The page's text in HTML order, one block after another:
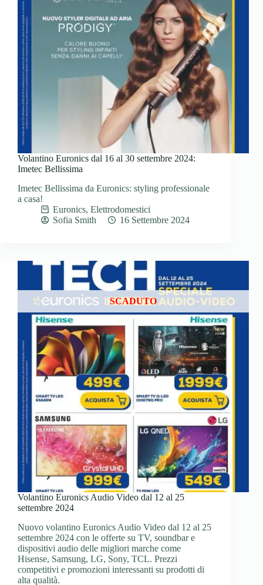
Volantino Euronics dal 16 al 30 settembre 2024:
Imetec Bellissima
Imetec Bellissima da Euronics: styling professionale
a casa!
Euronics, Elettrodomestici
Sofia Smith
16 Settembre 2024
SCADUTO
Volantino Euronics Audio Video dal 12 al 25
settembre 2024
Nuovo volantino Euronics Audio Video dal 12 al 25
settembre 2024 con le offerte su TV, soundbar e
dispositivi audio delle migliori marche come
Hisense, Samsung, LG, Sony, TCL. Prezzi
competitivi e promozioni interessanti su prodotti di
alta qualità.